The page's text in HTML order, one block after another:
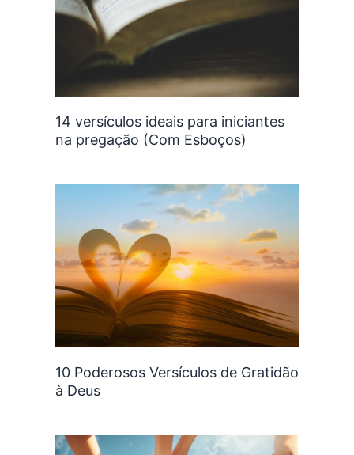
14 versículos ideais para iniciantes
na pregação (Com Esboços)
10 Poderosos Versículos de Gratidão
à Deus